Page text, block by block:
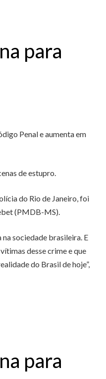
para
Penal e aumenta em
de estupro.
do Rio de Janeiro, foi
(PMDB-MS).
sociedade brasileira. E
desse crime e que
do Brasil de hoje”,
para